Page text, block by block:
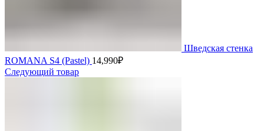
Шведская стенка
ROMANA S4 (Pastel) 14,990₽
Следующий товар